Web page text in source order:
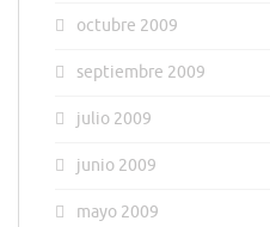
octubre 2009
septiembre 2009
julio 2009
junio 2009
mayo 2009